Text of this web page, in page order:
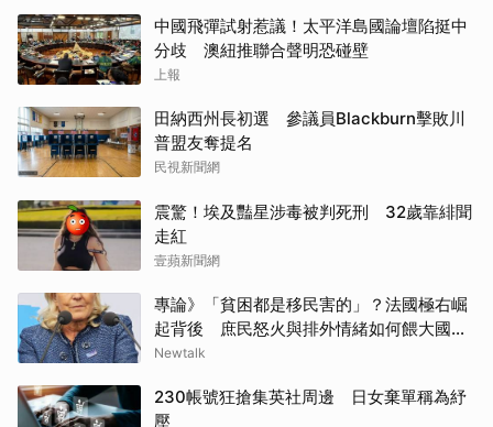
中國飛彈試射惹議！太平洋島國論壇陷挺中
分歧 澳紐推聯合聲明恐碰壁
上報
田納西州長初選 參議員Blackburn擊敗川
普盟友奪提名
民視新聞網
震驚！埃及豔星涉毒被判死刑 32歲靠緋聞
走紅
壹蘋新聞網
專論》「貧困都是移民害的」？法國極右崛
起背後 庶民怒火與排外情緒如何餵大國民
聯合
Newtalk
230帳號狂搶集英社周邊 日女棄單稱為紓
壓